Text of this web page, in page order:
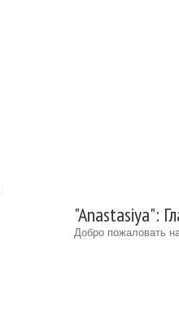
"Anastasiya":
Добро пожаловать